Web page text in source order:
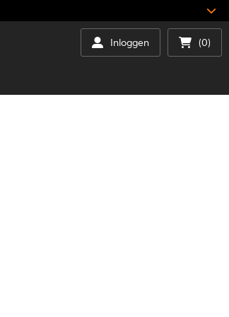
Inloggen (0)